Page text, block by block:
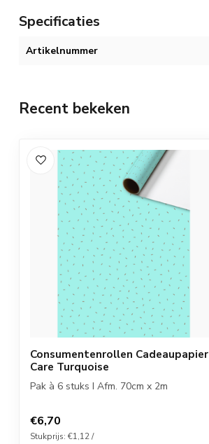
Specificaties
Artikelnummer
Recent bekeken
Consumentenrollen Cadeaupapier
Care Turquoise
Pak à 6 stuks I Afm. 70cm x 2m
€6,70
Stukprijs: €1,12 /